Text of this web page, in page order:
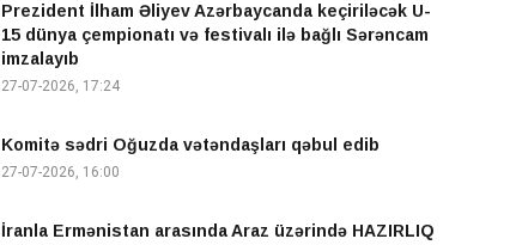
Prezident İlham Əliyev Azərbaycanda keçiriləcək U-
15 dünya çempionatı və festivalı ilə bağlı Sərəncam
imzalayıb
27-07-2026, 17:24
Komitə sədri Oğuzda vətəndaşları qəbul edib
27-07-2026, 16:00
İranla Ermənistan arasında Araz üzərində HAZIRLIQ